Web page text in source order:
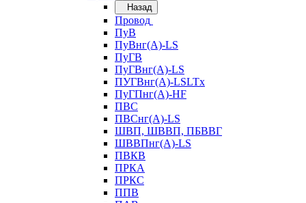
Назад
Провод
ПуВ
ПуВнг(А)-LS
ПуГВ
ПуГВнг(А)-LS
ПУГВнг(А)-LSLTx
ПуГПнг(А)-HF
ПВС
ПВСнг(А)-LS
ШВП, ШВВП, ПБВВГ
ШВВПнг(А)-LS
ПВКВ
ПРКА
ПРКС
ППВ